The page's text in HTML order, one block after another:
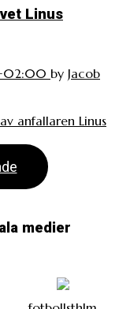
Linus
by Jacob
anfallaren Linus
medier